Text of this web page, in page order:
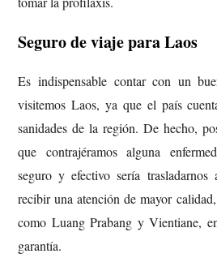
Seguro de viaje para Laos
Es indispensable contar con un
visitemos Laos, ya que el país
sanidades de la región.De hecho,
que contrajéramos alguna
seguro y efectivo sería
recibir una atención de mayor
como Luang Prabang y Vientiane,
garantía.